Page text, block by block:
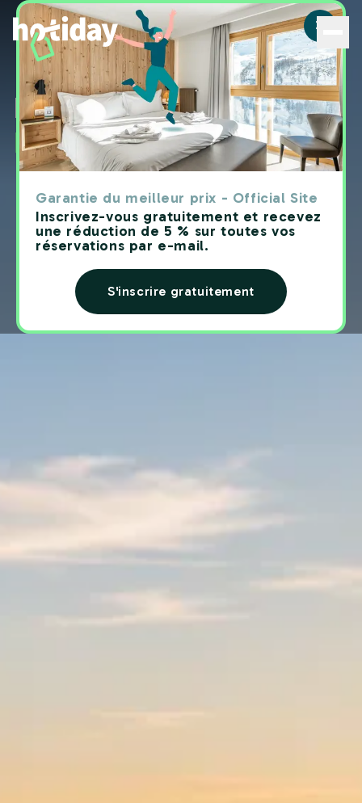
Garantie du meilleur prix - Official Site
Inscrivez-vous gratuitement et recevez
une réduction de 5 % sur toutes vos
réservations par e-mail.
S'inscrire gratuitement
Hôtels à
Riparbella Hotiday
Hôtels à Riparbella : découvrez les meilleures